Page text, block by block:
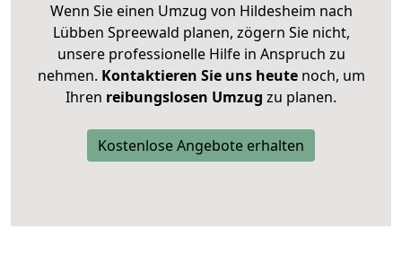
Wenn Sie einen Umzug von Hildesheim nach
Lübben Spreewald planen, zögern Sie nicht,
unsere professionelle Hilfe in Anspruch zu
nehmen. Kontaktieren Sie uns heutenoch, um
Ihren reibungslosen Umzug zu planen.
Kostenlose Angebote erhalten